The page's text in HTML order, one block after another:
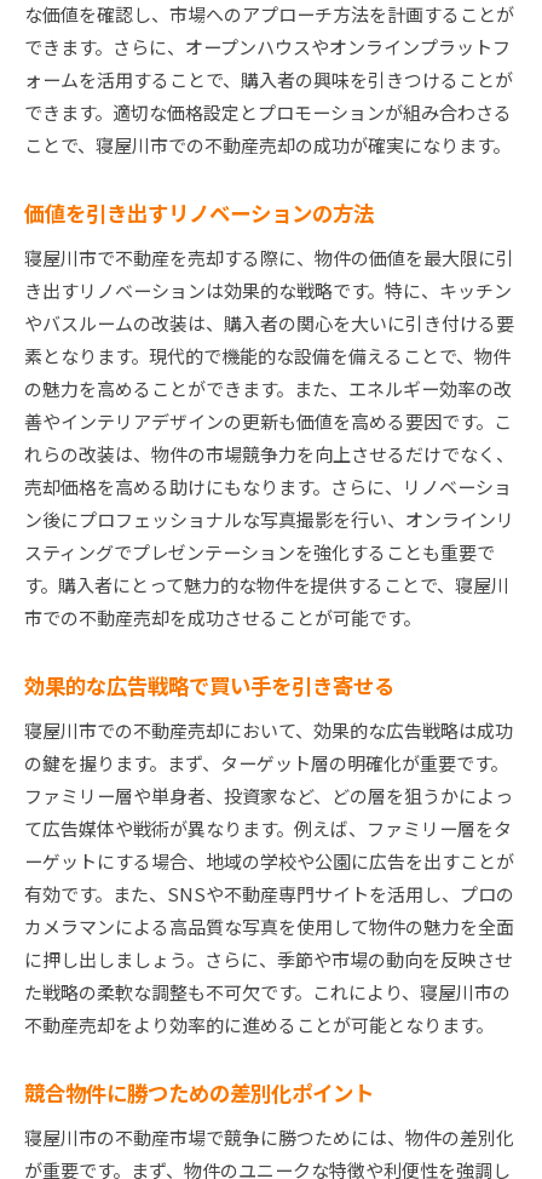
な価値を確認し、市場へのアプローチ方法を計画することが
できます。さらに、オープンハウスやオンラインプラットフ
ォームを活用することで、購入者の興味を引きつけることが
できます。適切な価格設定とプロモーションが組み合わさる
ことで、寝屋川市での不動産売却の成功が確実になります。
価値を引き出すリノベーションの方法
寝屋川市で不動産を売却する際に、物件の価値を最大限に引
き出すリノベーションは効果的な戦略です。特に、キッチン
やバスルームの改装は、購入者の関心を大いに引き付ける要
素となります。現代的で機能的な設備を備えることで、物件
の魅力を高めることができます。また、エネルギー効率の改
善やインテリアデザインの更新も価値を高める要因です。こ
れらの改装は、物件の市場競争力を向上させるだけでなく、
売却価格を高める助けにもなります。さらに、リノベーショ
ン後にプロフェッショナルな写真撮影を行い、オンラインリ
スティングでプレゼンテーションを強化することも重要で
す。購入者にとって魅力的な物件を提供することで、寝屋川
市での不動産売却を成功させることが可能です。
効果的な広告戦略で買い手を引き寄せる
寝屋川市での不動産売却において、効果的な広告戦略は成功
の鍵を握ります。まず、ターゲット層の明確化が重要です。
ファミリー層や単身者、投資家など、どの層を狙うかによっ
て広告媒体や戦術が異なります。例えば、ファミリー層をタ
ーゲットにする場合、地域の学校や公園に広告を出すことが
有効です。また、SNSや不動産専門サイトを活用し、プロの
カメラマンによる高品質な写真を使用して物件の魅力を全面
に押し出しましょう。さらに、季節や市場の動向を反映させ
た戦略の柔軟な調整も不可欠です。これにより、寝屋川市の
不動産売却をより効率的に進めることが可能となります。
競合物件に勝つための差別化ポイント
寝屋川市の不動産市場で競争に勝つためには、物件の差別化
が重要です。まず、物件のユニークな特徴や利便性を強調し